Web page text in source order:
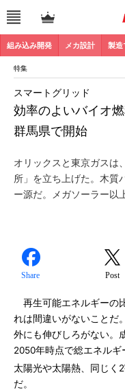
組み込み開発 メカ設計 製造
特集
効率のよいバイオ
群馬県で開始
スマートグリッド
オリックスと東京ガスは
所」を立ち上げた。木質
ー源だ。メガソーラー以
Share Post
再生可能エネルギーの
れは間違いがないことだ
外にも伸びしろがない。
2050年時点で総エネル
太陽光や太陽熱、同じく
だ。